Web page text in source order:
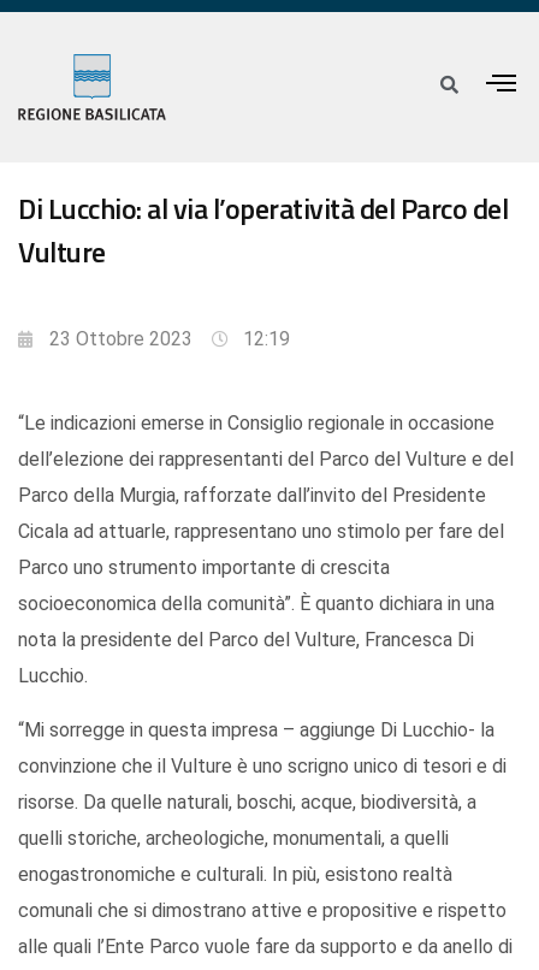
Di Lucchio: al via l’operatività del Parco del
Vulture
23 Ottobre 2023 12:19
“Le indicazioni emerse in Consiglio regionale in occasione
dell’elezione dei rappresentanti del Parco del Vulture e del
Parco della Murgia, rafforzate dall’invito del Presidente
Cicala ad attuarle, rappresentano uno stimolo per fare del
Parco uno strumento importante di crescita
socioeconomica della comunità”. È quanto dichiara in una
nota la presidente del Parco del Vulture, Francesca Di
Lucchio.
“Mi sorregge in questa impresa – aggiunge Di Lucchio- la
convinzione che il Vulture è uno scrigno unico di tesori e di
risorse. Da quelle naturali, boschi, acque, biodiversità, a
quelli storiche, archeologiche, monumentali, a quelli
enogastronomiche e culturali. In più, esistono realtà
comunali che si dimostrano attive e propositive e rispetto
alle quali l’Ente Parco vuole fare da supporto e da anello di